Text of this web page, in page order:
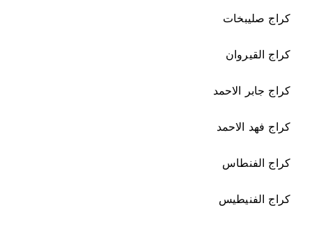
كراج صليبخات
كراج القيروان
كراج جابر الاحمد
كراج فهد الاحمد
كراج الفنطاس
كراج الفنيطيس